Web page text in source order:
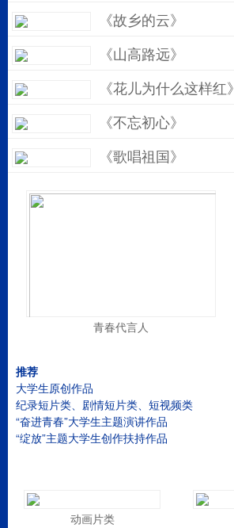
《故乡的云》
《山高路远》
《花儿为什么这样红》
《不忘初心》
《歌唱祖国》
青春代言人
推荐
大学生原创作品
纪录短片类、剧情短片类、短视频类
“奋进青春”大学生主题演讲作品
“绽放”主题大学生创作扶持作品
动画片类